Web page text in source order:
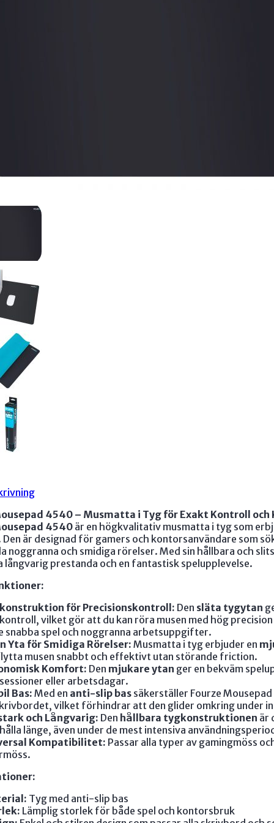
4540 – Musmatta i Tyg för Exakt Kontroll
4540är en högkvalitativ musmatta i tyg som
är designad för gamers och kontorsanvändare som
noggranna och smidiga rörelser. Med sin hållbara och
långvarig prestanda och en fantastisk spelupplevelse.
för Precisionskontroll: Den släta tygytan
vilket gör att du kan röra musen med hög
snabba spel och noggranna arbetsuppgifter.
Yta för Smidiga Rörelser:Musmatta i tyg erbjuder en
musen snabbt och effektivt utan störande friction.
Komfort: Den mjukare ytan ger en bekväm
eller arbetsdagar.
Bas: Med en anti-slip bassäkerställer Fourze
vilket förhindrar att den glider omkring under
och Långvarig: Den hållbara tygkonstruktionen är
länge, även under de mest intensiva
Kompatibilitet: Passar alla typer av gamingmöss
Tyg med anti-slip bas
Lämplig storlek för både spel och kontorsbruk